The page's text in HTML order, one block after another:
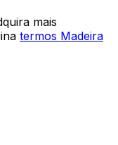
mais
termos Madeira